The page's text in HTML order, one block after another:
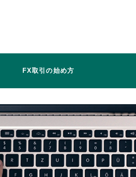
FX取引の始め方